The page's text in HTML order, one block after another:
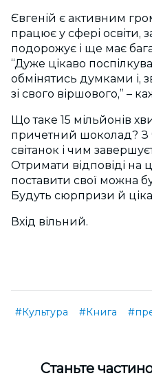
Євгеній є активним
працює у сфері освіти,
подорожує і ще має
“Дуже цікаво
обмінятись думками і,
зі свого віршового,” –
Що таке 15 мільйонів
причетний шоколад? З
світанок і чим
Отримати відповіді на
поставити свої можна
Будуть сюрпризи й
Вхід вільний.
#Культура #Книга
Cтаньте